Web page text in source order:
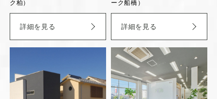
ク柏）
詳細を見る
ーク船橋）
詳細を見る